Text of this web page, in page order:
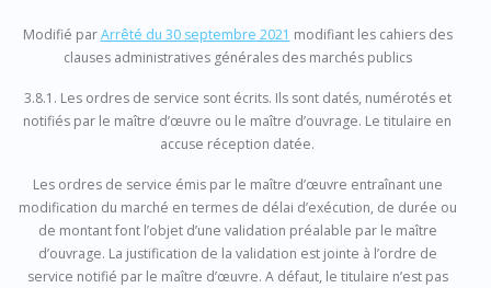
Modifié parArrêté du 30 septembre 2021 modifiant les cahiers des
clauses administratives générales des marchés publics
3.8.1. Les ordres de service sont écrits. Ils sont datés, numérotés et
notifiés par le maître d’œuvre ou le maître d’ouvrage. Le titulaire en
accuse réception datée.
Les ordres de service émis par le maître d’œuvre entraînant une
modification du marché en termes de délai d’exécution, de durée ou
de montant font l’objet d’une validation préalable par le maître
d’ouvrage. La justification de la validation est jointe à l’ordre de
service notifié par le maître d’œuvre. A défaut, le titulaire n’est pas